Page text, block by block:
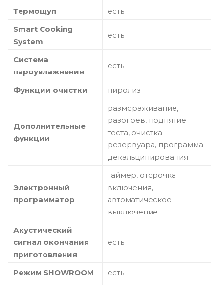
Термощуп
есть
Smart Cooking
System
есть
Система
пароувлажнения
есть
Функции очистки пиролиз
Дополнительные
функции
размораживание,
разогрев, поднятие
теста, очистка
резервуара, программа
декальцинирования
Электронный
программатор
таймер, отсрочка
включения,
автоматическое
выключение
Акустический
сигнал окончания
приготовления
есть
Режим SHOWROOM есть